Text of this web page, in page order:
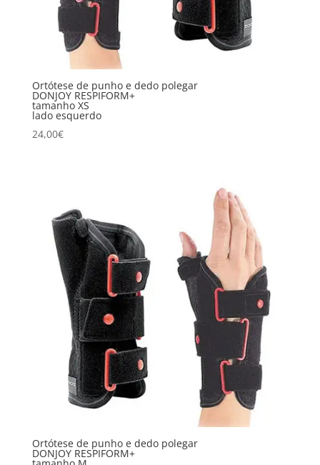
Ortótese de punho e dedo polegar
DONJOY RESPIFORM+
tamanho XS
lado esquerdo
24,00€
Ortótese de punho e dedo polegar
DONJOY RESPIFORM+